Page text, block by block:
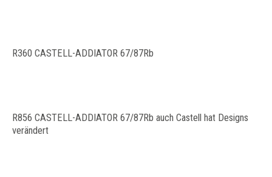
R360 CASTELL-ADDIATOR 67/87Rb
R856 CASTELL-ADDIATOR 67/87Rb auch Castell hat Designs
verändert